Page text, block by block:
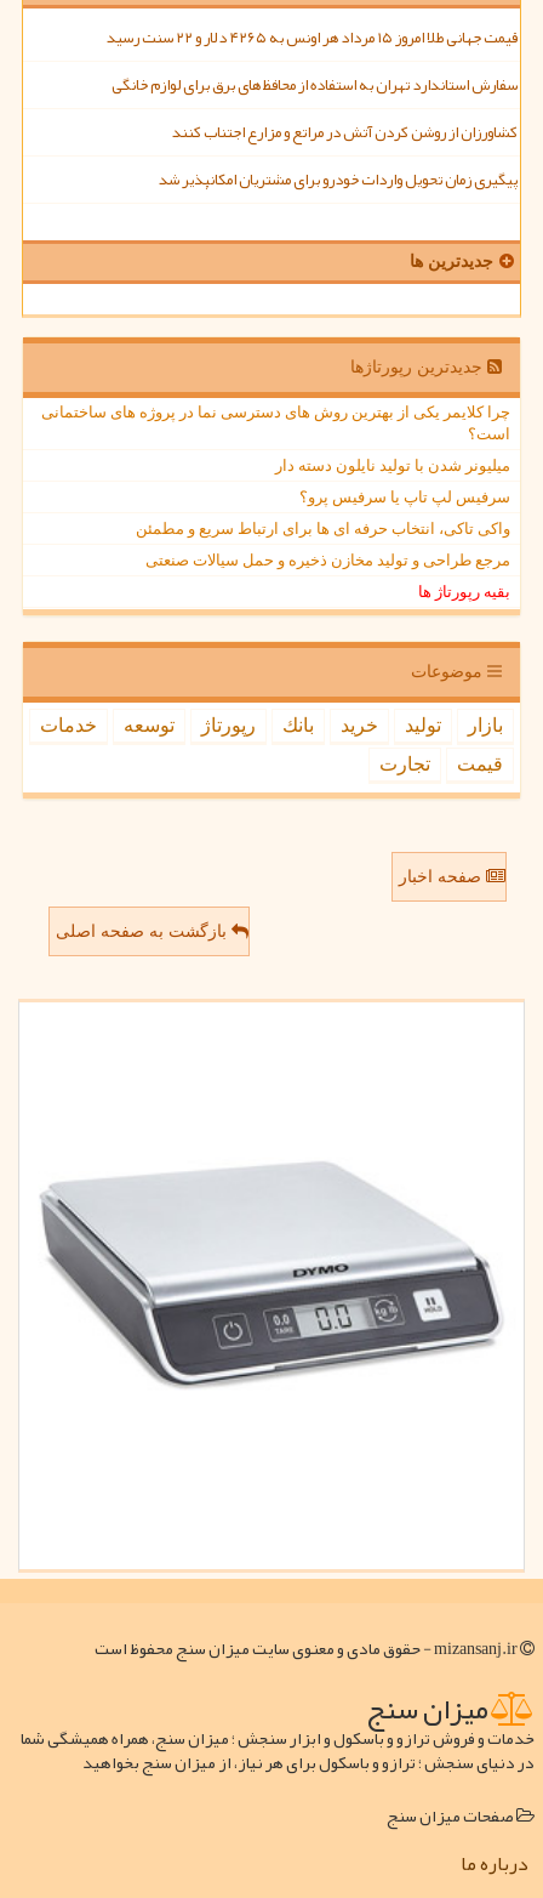
قیمت جهانی طلا امروز ۱۵ مرداد هر اونس به ۴۲۶۵ دلار و ۲۲ سنت رسید
سفارش استاندارد تهران به استفاده از محافظ های برق برای لوازم خانگی
کشاورزان از روشن کردن آتش در مراتع و مزارع اجتناب کنند
پیگیری زمان تحویل واردات خودرو برای مشتریان امکانپذیر شد
جدیدترین ها
جدیدترین رپورتاژها
چرا کلایمر یکی از بهترین روش های دسترسی نما در پروژه های ساختمانی
است؟
میلیونر شدن با تولید نایلون دسته دار
سرفیس لپ تاپ یا سرفیس پرو؟
واکی تاکی، انتخاب حرفه ای ها برای ارتباط سریع و مطمئن
مرجع طراحی و تولید مخازن ذخیره و حمل سیالات صنعتی
بقیه رپورتاژ ها
موضوعات
بازار تولید خرید بانك رپورتاژ توسعه
خدمات
قیمت
تجارت
صفحه اخبار
بازگشت به صفحه اصلی
میزان سنج
خدمات و فروش ترازو و باسکول و ابزار سنجش ؛ میزان سنج، همراه همیشگی شما
در دنیای سنجش ؛ ترازو و باسکول برای هر نیاز، از میزان سنج بخواهید
صفحات میزان سنج
درباره ما